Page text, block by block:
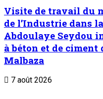
Visite de travail du
de l’Industrie dans
Abdoulaye Seydou
à béton et de
Malbaza
7 août 2026